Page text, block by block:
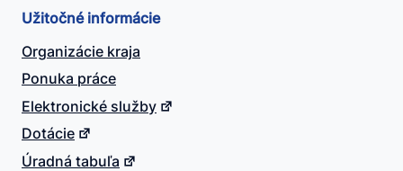
Užitočné informácie
Organizácie kraja
Ponuka práce
Elektronické služby
Dotácie
Úradná tabuľa